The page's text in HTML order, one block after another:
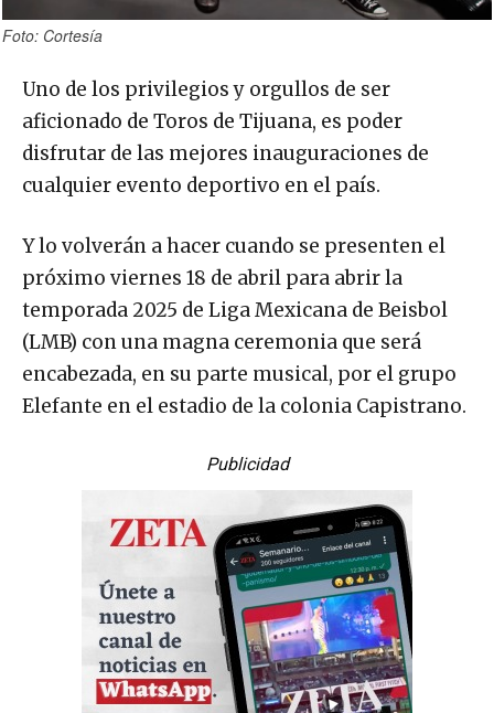
Foto: Cortesía
Uno de los privilegios y orgullos de ser
aficionado de Toros de Tijuana, es poder
disfrutar de las mejores inauguraciones de
cualquier evento deportivo en el país.
Y lo volverán a hacer cuando se presenten el
próximo viernes 18 de abril para abrir la
temporada 2025 de Liga Mexicana de Beisbol
(LMB) con una magna ceremonia que será
encabezada, en su parte musical, por el grupo
Elefante en el estadio de la colonia Capistrano.
Publicidad